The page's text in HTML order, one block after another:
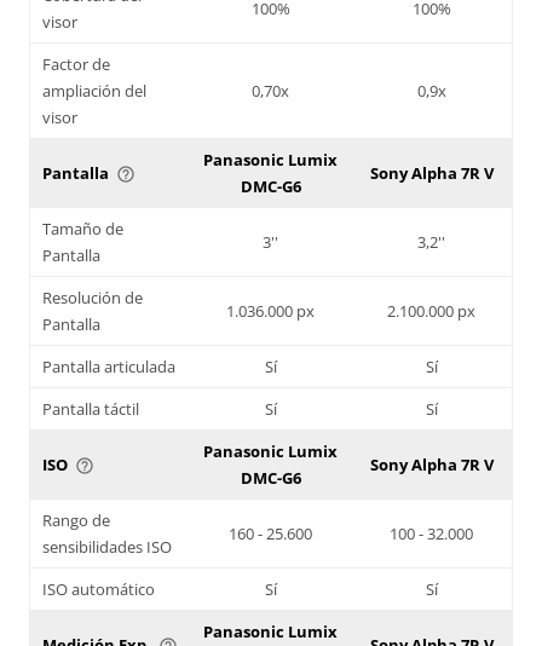
visor
100% 100%
Factor de
ampliación del
visor
0,70x 0,9x
Pantalla help_outline
Panasonic Lumix
DMC-G6
Sony Alpha 7R V
Tamaño de
Pantalla
3'' 3,2''
Resolución de
Pantalla
1.036.000 px 2.100.000 px
Pantalla articulada Sí
Sí
Pantalla táctil
Sí Sí
ISO help_outline
Panasonic Lumix
DMC-G6
Sony Alpha 7R V
Rango de
sensibilidades ISO
160 - 25.600 100 - 32.000
ISO automático Sí Sí
Panasonic Lumix